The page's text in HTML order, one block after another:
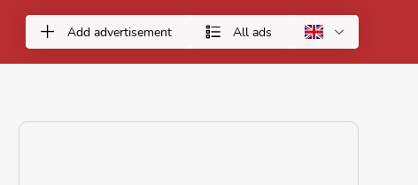
Add advertisement All ads